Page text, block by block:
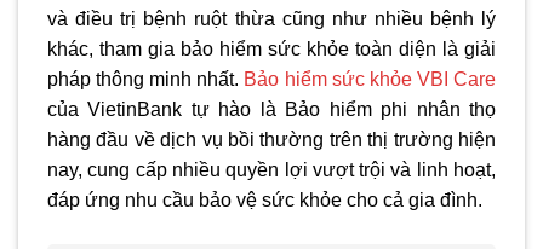
và điều trị bệnh ruột thừa cũng như nhiều bệnh lý
khác, tham gia bảo hiểm sức khỏe toàn diện là giải
pháp thông minh nhất. Bảo hiểm sức khỏe VBI Care
của VietinBank tự hào là Bảo hiểm phi nhân thọ
hàng đầu về dịch vụ bồi thường trên thị trường hiện
nay, cung cấp nhiều quyền lợi vượt trội và linh hoạt,
đáp ứng nhu cầu bảo vệ sức khỏe cho cả gia đình.